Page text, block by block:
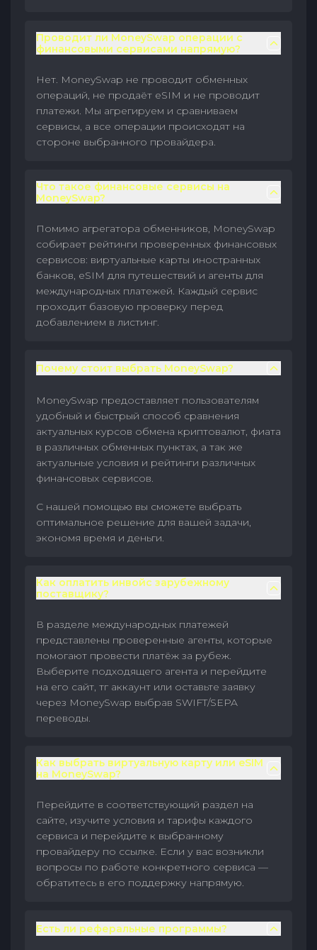
Проводит ли MoneySwap операции с
финансовыми сервисами напрямую?
Нет. MoneySwap не проводит обменных
операций, не продаёт eSIM и не проводит
платежи. Мы агрегируем и сравниваем
сервисы, а все операции происходят на
стороне выбранного провайдера.
Что такое финансовые сервисы на
MoneySwap?
Помимо агрегатора обменников, MoneySwap
собирает рейтинги проверенных финансовых
сервисов: виртуальные карты иностранных
банков, eSIM для путешествий и агенты для
международных платежей. Каждый сервис
проходит базовую проверку перед
добавлением в листинг.
Почему стоит выбрать MoneySwap?
MoneySwap предоставляет пользователям
удобный и быстрый способ сравнения
актуальных курсов обмена криптовалют, фиата
в различных обменных пунктах, а так же
актуальные условия и рейтинги различных
финансовых сервисов.
С нашей помощью вы сможете выбрать
оптимальное решение для вашей задачи,
экономя время и деньги.
Как оплатить инвойс зарубежному
поставщику?
В разделе международных платежей
представлены проверенные агенты, которые
помогают провести платёж за рубеж.
Выберите подходящего агента и перейдите
на его сайт, тг аккаунт или оставьте заявку
через MoneySwap выбрав SWIFT/SEPA
переводы.
Как выбрать виртуальную карту или eSIM
на MoneySwap?
Перейдите в соответствующий раздел на
сайте, изучите условия и тарифы каждого
сервиса и перейдите к выбранному
провайдеру по ссылке. Если у вас возникли
вопросы по работе конкретного сервиса —
обратитесь в его поддержку напрямую.
Есть ли реферальные программы?